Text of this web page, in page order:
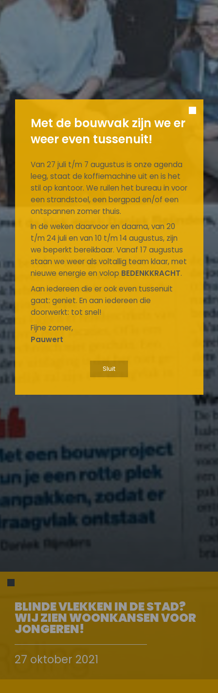
BLINDE VLEKKEN IN DE STAD?
WIJ ZIEN WOONKANSEN VOOR
JONGEREN!
27 oktober 2021
Met de bouwvak zijn we er
weer even tussenuit!
Van 27 juli t/m 7 augustus is onze agenda
leeg, staat de koffiemachine uit en is het
stil op kantoor. We ruilen het bureau in voor
een strandstoel, een bergpad en/of een
ontspannen zomer thuis.
In de weken daarvoor en daarna, van 20
t/m 24 juli en van 10 t/m 14 augustus, zijn
we beperkt bereikbaar. Vanaf 17 augustus
staan we weer als voltallig team klaar, met
nieuwe energie en volop BEDENKKRACHT.
Aan iedereen die er ook even tussenuit
gaat: geniet. En aan iedereen die
doorwerkt: tot snel!
Fijne zomer,
Pauwert
Sluit